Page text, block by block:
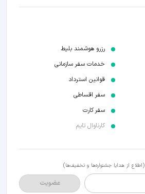
رزرو هوشمند بلیط
خدمات سفر سازمانی
قوانین استرداد
سفر اقساطی
سفر کارت
کارناوال تایم
(اطلاع از هدایا جشنواره‌ها و تخفیف‌ها)
عضویت